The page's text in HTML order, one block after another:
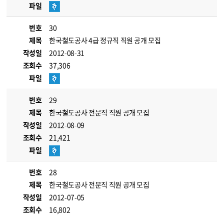
파일
번호
30
제목
한국철도공사 4급 정규직 직원 공개 모집
작성일
2012-08-31
조회수
37,306
파일
번호
29
제목
한국철도공사 전문직 직원 공개 모집
작성일
2012-08-09
조회수
21,421
파일
번호
28
제목
한국철도공사 전문직 직원 공개 모집
작성일
2012-07-05
조회수
16,802